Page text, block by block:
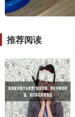
推荐阅读